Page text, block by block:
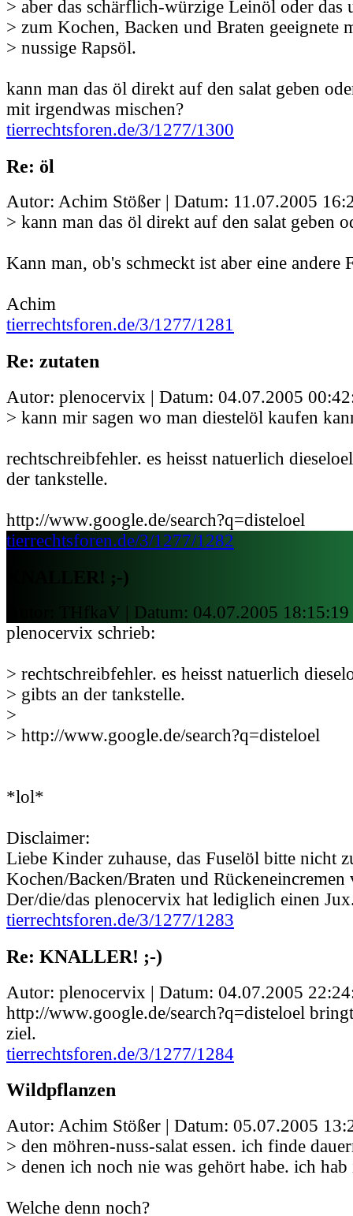
> aber das schärflich-würzige Leinöl oder das
> zum Kochen, Backen und Braten geeignete
> nussige Rapsöl.
kann man das öl direkt auf den salat geben
mit irgendwas mischen?
tierrechtsforen.de/3/1277/1300
Re: öl
Autor: Achim Stößer | Datum: 11.07.2005
> kann man das öl direkt auf den salat geben
Kann man, ob's schmeckt ist aber eine andere
Achim
tierrechtsforen.de/3/1277/1281
Re: zutaten
Autor: plenocervix | Datum: 04.07.2005
> kann mir sagen wo man diestelöl kaufen
rechtschreibfehler. es heisst natuerlich
der tankstelle.
http://www.google.de/search?q=disteloel
tierrechtsforen.de/3/1277/1282
KNALLER! ;-)
Autor: THfkaV | Datum: 04.07.2005 18:15:19
plenocervix schrieb:
> rechtschreibfehler. es heisst natuerlich
> gibts an der tankstelle.
>
> http://www.google.de/search?q=disteloel
*lol*
Disclaimer:
Liebe Kinder zuhause, das Fuselöl bitte nicht
Kochen/Backen/Braten und Rückeneincremen
Der/die/das plenocervix hat lediglich einen
tierrechtsforen.de/3/1277/1283
Re: KNALLER! ;-)
Autor: plenocervix | Datum: 04.07.2005
http://www.google.de/search?q=disteloel
ziel.
tierrechtsforen.de/3/1277/1284
Wildpflanzen
Autor: Achim Stößer | Datum: 05.07.2005
> den möhren-nuss-salat essen. ich finde
> denen ich noch nie was gehört habe. ich
Welche denn noch?